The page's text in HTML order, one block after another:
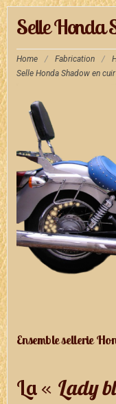
Selle Honda
Home / Fabrication /
Selle Honda Shadow en
Ensemble sellerie
La « Lady